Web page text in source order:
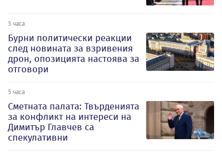
5 часа
Бурни политически реакции
след новината за взривения
дрон, опозицията настоява за
отговори
5 часа
Сметната палата: Твърденията
за конфликт на интереси на
Димитър Главчев са
спекулативни